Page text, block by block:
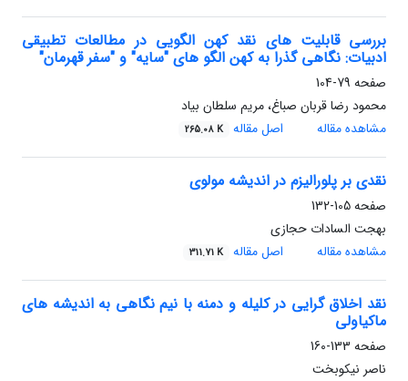
بررسی قابلیت های نقد کهن الگویی در مطالعات تطبیقی
ادبیات: نگاهی گذرا به کهن الگو های "سایه" و "سفر قهرمان"
صفحه 79-104
محمود رضا قربان صباغ، مریم سلطان بیاد
مشاهده مقاله
اصل مقاله 265.08 K
نقدی بر پلورالیزم در اندیشه مولوی
صفحه105-132
بهجت السادات حجازی
مشاهده مقاله
اصل مقاله 311.71 K
نقد اخلاق گرایی در کلیله و دمنه با نیم نگاهی به اندیشه های
ماکیاولی
صفحه 133-160
ناصر نیکوبخت